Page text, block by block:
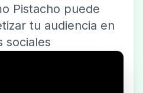
Pistacho puede
tu audiencia en
sociales